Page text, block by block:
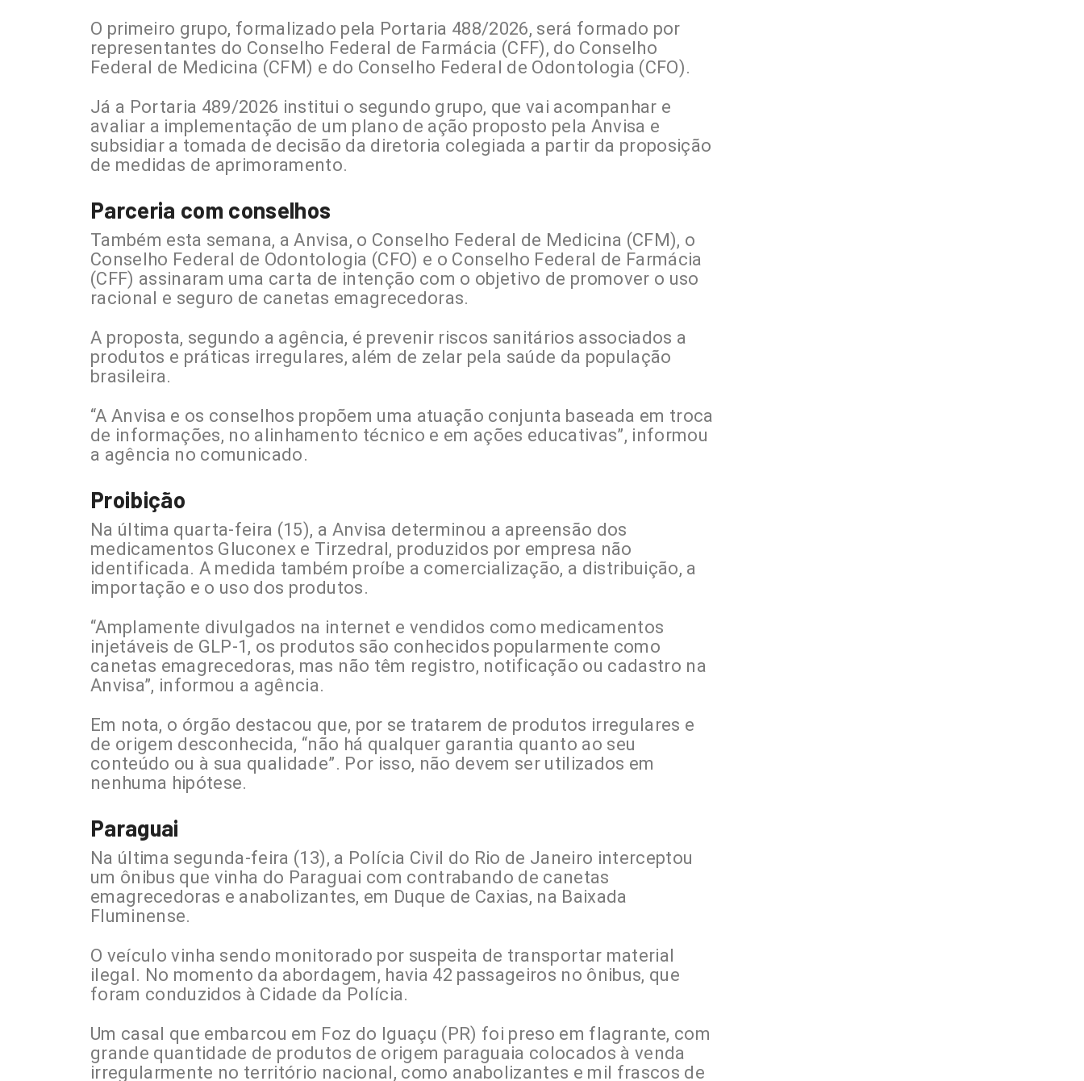
O primeiro grupo, formalizado pela Portaria 488/2026, será formado por
representantes do Conselho Federal de Farmácia (CFF), do Conselho
Federal de Medicina (CFM) e do Conselho Federal de Odontologia (CFO).
Já a Portaria 489/2026 institui o segundo grupo, que vai acompanhar e
avaliar a implementação de um plano de ação proposto pela Anvisa e
subsidiar a tomada de decisão da diretoria colegiada a partir da proposição
de medidas de aprimoramento.
Parceria com conselhos
Também esta semana, a Anvisa, o Conselho Federal de Medicina (CFM), o
Conselho Federal de Odontologia (CFO) e o Conselho Federal de Farmácia
(CFF) assinaram uma carta de intenção com o objetivo de promover o uso
racional e seguro de canetas emagrecedoras.
A proposta, segundo a agência, é prevenir riscos sanitários associados a
produtos e práticas irregulares, além de zelar pela saúde da população
brasileira.
“A Anvisa e os conselhos propõem uma atuação conjunta baseada em troca
de informações, no alinhamento técnico e em ações educativas”, informou
a agência no comunicado.
Proibição
Na última quarta-feira (15), a Anvisa determinou a apreensão dos
medicamentos Gluconex e Tirzedral, produzidos por empresa não
identificada. A medida também proíbe a comercialização, a distribuição, a
importação e o uso dos produtos.
“Amplamente divulgados na internet e vendidos como medicamentos
injetáveis de GLP-1, os produtos são conhecidos popularmente como
canetas emagrecedoras, mas não têm registro, notificação ou cadastro na
Anvisa”, informou a agência.
Em nota, o órgão destacou que, por se tratarem de produtos irregulares e
de origem desconhecida, “não há qualquer garantia quanto ao seu
conteúdo ou à sua qualidade”. Por isso, não devem ser utilizados em
nenhuma hipótese.
Paraguai
Na última segunda-feira (13), a Polícia Civil do Rio de Janeiro interceptou
um ônibus que vinha do Paraguai com contrabando de canetas
emagrecedoras e anabolizantes, em Duque de Caxias, na Baixada
Fluminense.
O veículo vinha sendo monitorado por suspeita de transportar material
ilegal. No momento da abordagem, havia 42 passageiros no ônibus, que
foram conduzidos à Cidade da Polícia.
Um casal que embarcou em Foz do Iguaçu (PR) foi preso em flagrante, com
grande quantidade de produtos de origem paraguaia colocados à venda
irregularmente no território nacional, como anabolizantes e mil frascos de